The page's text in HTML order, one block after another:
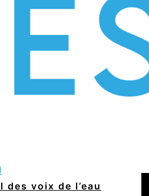
des voix de l’eau